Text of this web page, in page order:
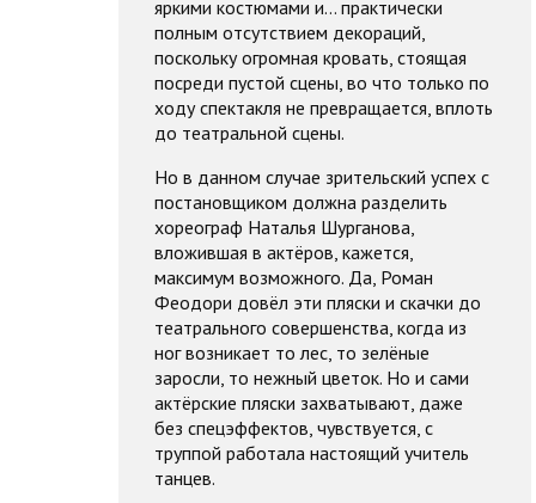
яркими костюмами и... практически
полным отсутствием декораций,
поскольку огромная кровать, стоящая
посреди пустой сцены, во что только по
ходу спектакля не превращается, вплоть
до театральной сцены.
Но в данном случае зрительский успех с
постановщиком должна разделить
хореограф Наталья Шурганова,
вложившая в актёров, кажется,
максимум возможного. Да, Роман
Феодори довёл эти пляски и скачки до
театрального совершенства, когда из
ног возникает то лес, то зелёные
заросли, то нежный цветок. Но и сами
актёрские пляски захватывают, даже
без спецэффектов, чувствуется, с
труппой работала настоящий учитель
танцев.